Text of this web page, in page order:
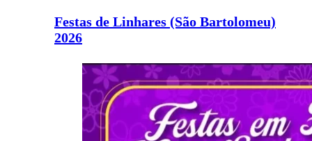
Festas de Linhares (São Bartolomeu)
2026